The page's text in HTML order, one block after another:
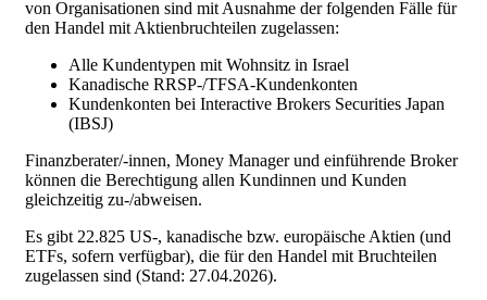
von Organisationen sind mit Ausnahme der folgenden Fälle für
den Handel mit Aktienbruchteilen zugelassen:
Alle Kundentypen mit Wohnsitz in Israel
Kanadische RRSP-/TFSA-Kundenkonten
Kundenkonten bei Interactive Brokers Securities Japan
(IBSJ)
Finanzberater/-innen, Money Manager und einführende Broker
können die Berechtigung allen Kundinnen und Kunden
gleichzeitig zu-/abweisen.
Es gibt 22.825 US-, kanadische bzw. europäische Aktien (und
ETFs, sofern verfügbar), die für den Handel mit Bruchteilen
zugelassen sind (Stand: 27.04.2026).